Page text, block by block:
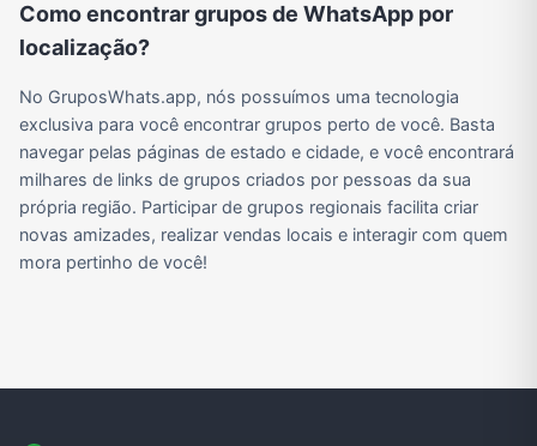
Grupos de WhatsApp do BBB 22
Grupos de Lula no Whatsapp Divulgação Shitpost
Grupos de Caminhão no WhatsApp Grupos de WhatsApp do BBB 23 Grupos de WhatsApp Evangélicos Grupos de WhatsApp de Webnamoro
Como encontrar grupos de WhatsApp por
localização?
No GruposWhats.app, nós possuímos uma tecnologia
exclusiva para você encontrar grupos perto de você. Basta
navegar pelas páginas de estado e cidade, e você encontrará
milhares de links de grupos criados por pessoas da sua
própria região. Participar de grupos regionais facilita criar
novas amizades, realizar vendas locais e interagir com quem
mora pertinho de você!